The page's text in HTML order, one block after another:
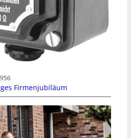
Firmenjubiläum